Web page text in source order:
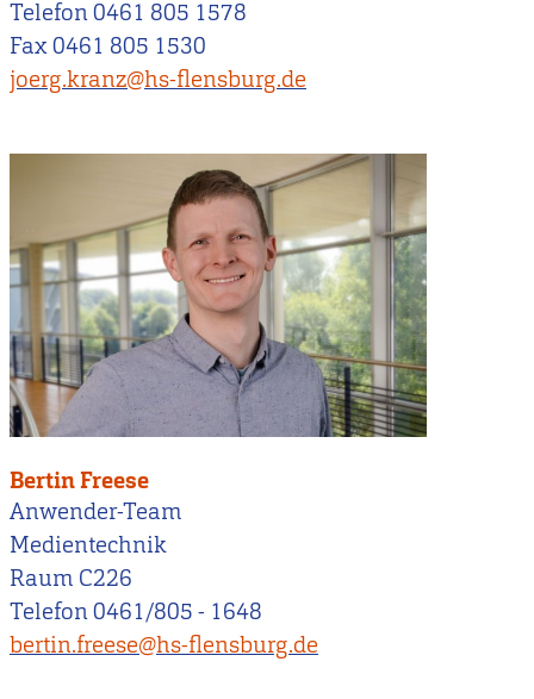
Telefon 0461 805 1578
Fax 0461 805 1530
joerg.kranz@hs-flensburg.de
Bertin Freese
Anwender-Team
Medientechnik
Raum C226
Telefon 0461/805 - 1648
bertin.freese@hs-flensburg.de